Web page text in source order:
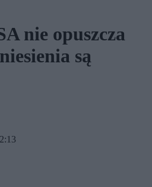
nie opuszcza
są